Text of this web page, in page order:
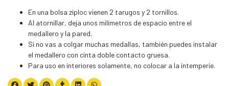
En una bolsa ziploc vienen 2 tarugos y 2 tornillos.
Al atornillar, deja unos milímetros de espacio entre el
medallero y la pared.
Si no vas a colgar muchas medallas, también puedes instalar
el medallero con cinta doble contacto gruesa.
Para uso en interiores solamente, no colocar a la intemperie.